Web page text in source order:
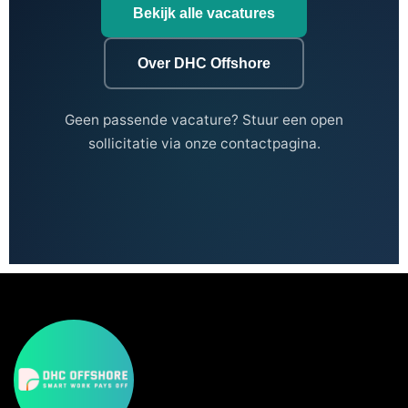
Bekijk alle vacatures
Over DHC Offshore
Geen passende vacature? Stuur een open
sollicitatie via onze contactpagina.